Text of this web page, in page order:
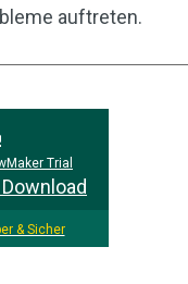
auftreten.
Trial
& Sicher